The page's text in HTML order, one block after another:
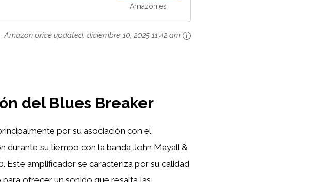
Amazon.es
Amazon price updated: diciembre 10, 2025 11:42 am
del Blues Breaker
por su asociación con el
durante su tiempo con la banda John Mayall &
Este amplificador se caracteriza por su calidad
ofrecer un sonido que resalta las